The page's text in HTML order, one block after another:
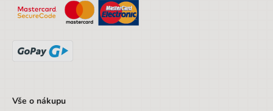
Vše o nákupu